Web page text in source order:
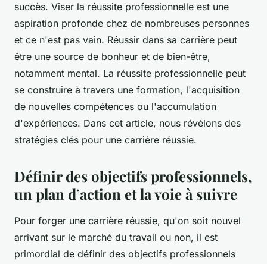
succès. Viser la réussite professionnelle est une
aspiration profonde chez de nombreuses personnes
et ce n'est pas vain. Réussir dans sa carrière peut
être une source de bonheur et de bien-être,
notamment mental. La réussite professionnelle peut
se construire à travers une formation, l'acquisition
de nouvelles compétences ou l'accumulation
d'expériences. Dans cet article, nous révélons des
stratégies clés pour une carrière réussie.
Définir des objectifs professionnels,
un plan d’action et la voie à suivre
Pour forger une carrière réussie, qu'on soit nouvel
arrivant sur le marché du travail ou non, il est
primordial de définir des objectifs professionnels